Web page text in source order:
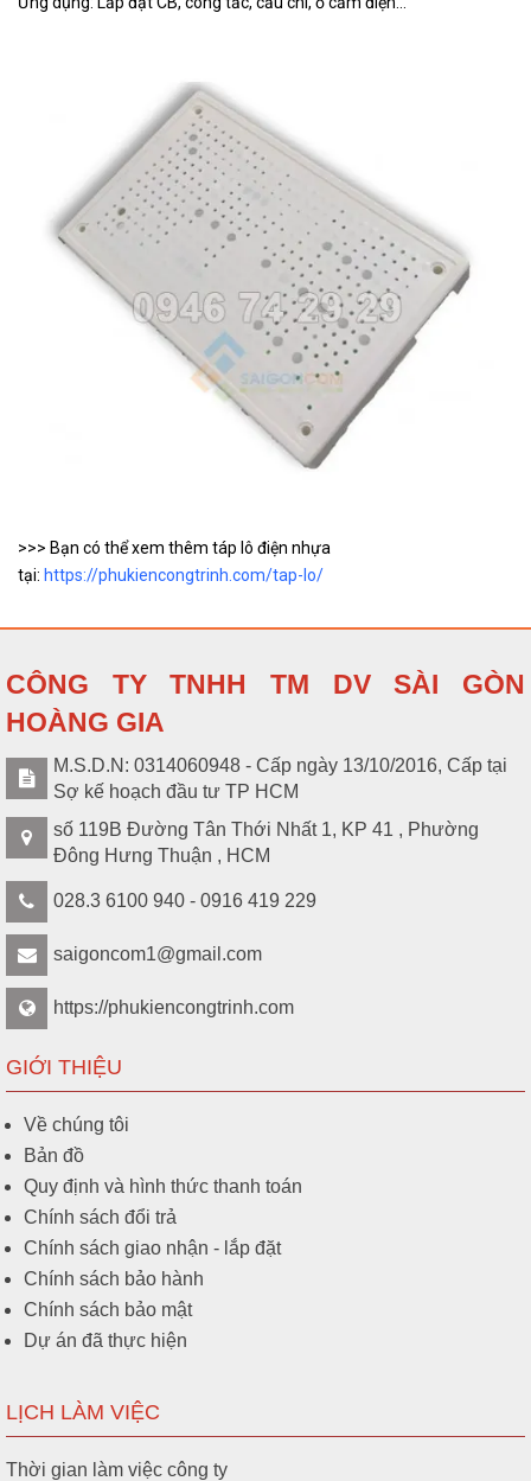
S004608
Táp lô điện nhựa
11x18
Táp lô điện nhựa
8x20
Táp lô điện nhựa
8x16
>>> Bạn có thể xem thêm táp lô điện nhựa
tại: https://phukiencongtrinh.com/tap-lo/
CÔNG TY TNHH TM DV SÀI GÒN
HOÀNG GIA
M.S.D.N: 0314060948 - Cấp ngày 13/10/2016, Cấp tại
Sợ kế hoạch đầu tư TP HCM
số 119B Đường Tân Thới Nhất 1, KP 41 , Phường
Đông Hưng Thuận , HCM
028.3 6100 940 - 0916 419 229
saigoncom1@gmail.com
https://phukiencongtrinh.com
GIỚI THIỆU
Về chúng tôi
Bản đồ
Quy định và hình thức thanh toán
Chính sách đổi trả
Chính sách giao nhận - lắp đặt
Chính sách bảo hành
Chính sách bảo mật
Dự án đã thực hiện
LỊCH LÀM VIỆC
Thời gian làm việc công ty